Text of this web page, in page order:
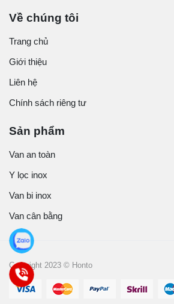
Về chúng tôi
Trang chủ
Giới thiệu
Liên hệ
Chính sách riêng tư
Sản phẩm
Van an toàn
Y lọc inox
Van bi inox
Van cân bằng
Copyright 2023 © Honto